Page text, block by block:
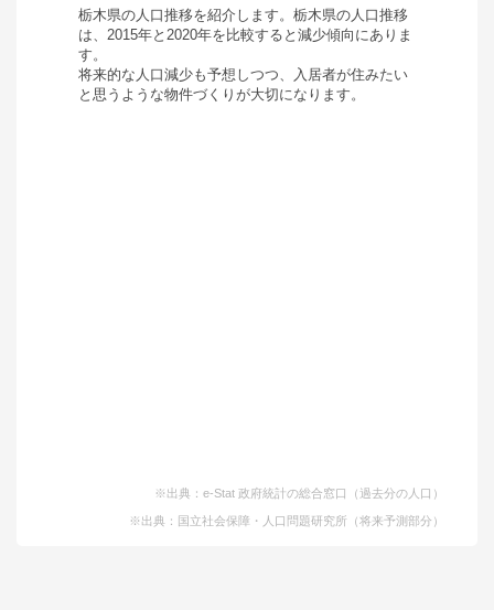
栃木県の人口推移を紹介します。 栃木県の人口推移
は、2015年と2020年を比較すると 減少傾向にありま
す。
将来的な人口減少も予想しつつ、入居者が住みたい
と思うような物件づくりが大切になります。
※出典：e-Stat 政府統計の総合窓口（過去分の人口）
※出典：国立社会保障・人口問題研究所（将来予測部分）